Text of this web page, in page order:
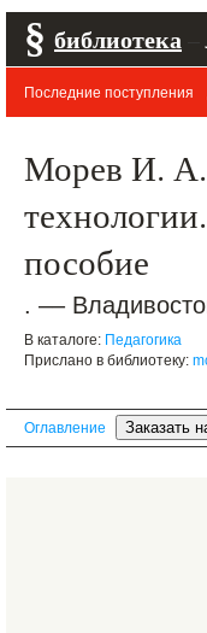
§ библиотека
Последние поступления
Морев И. А.
пособие
. ––
В каталоге: Педагогика
Прислано в библиотеку:
Оглавление